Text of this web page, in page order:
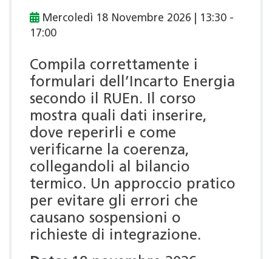
Mercoledì 18 Novembre 2026 | 13:30 -
17:00
Compila correttamente i
formulari dell’Incarto Energia
secondo il RUEn. Il corso
mostra quali dati inserire,
dove reperirli e come
verificarne la coerenza,
collegandoli al bilancio
termico. Un approccio pratico
per evitare gli errori che
causano sospensioni o
richieste di integrazione.